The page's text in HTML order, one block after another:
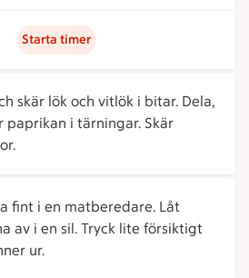
Starta timer
skär lök och vitlök i bitar. Dela,
paprikan i tärningar. Skär
fint i en matberedare. Låt
av i en sil. Tryck lite försiktigt
ur.